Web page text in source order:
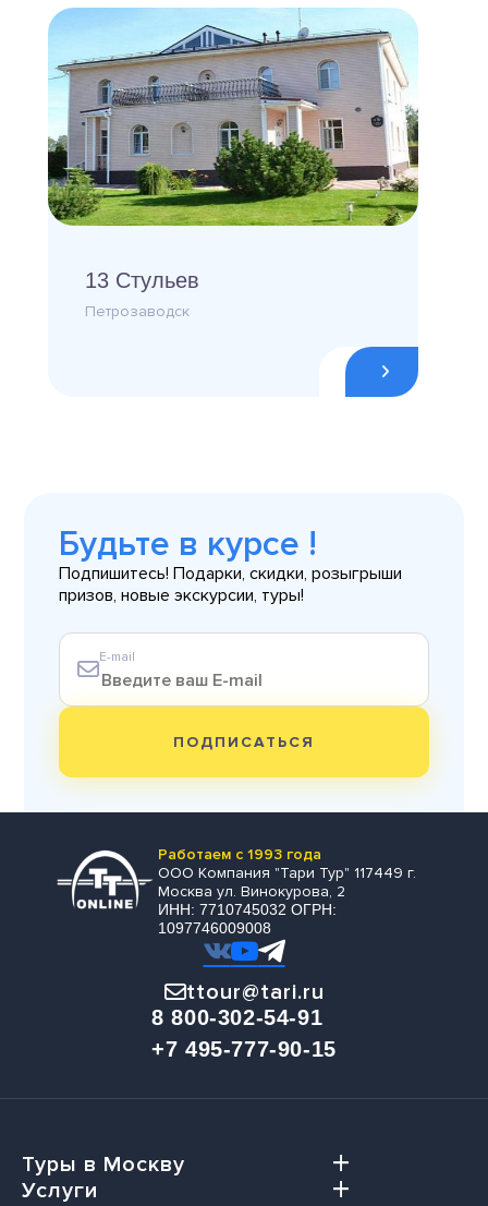
13 Стульев
Петрозаводск
Будьте в курсе !
Подпишитесь! Подарки, скидки, розыгрыши
призов, новые экскурсии, туры!
E-mail
ПОДПИСАТЬСЯ
Работаем с 1993 года
ООО Компания "Тари Тур" 117449 г.
Москва ул. Винокурова, 2
ИНН: 7710745032 ОГРН:
1097746009008
ttour@tari.ru
8 800-302-54-91
+7 495-777-90-15
Туры в Москву
Услуги